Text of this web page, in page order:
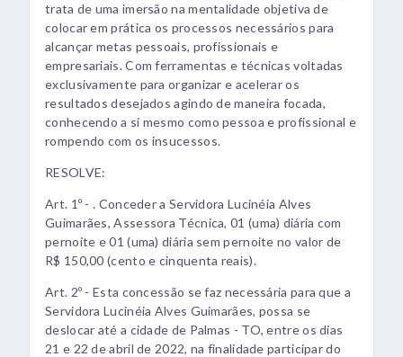
trata de uma imersão na mentalidade objetiva de
colocar em prática os processos necessários para
alcançar metas pessoais, profissionais e
empresariais. Com ferramentas e técnicas voltadas
exclusivamente para organizar e acelerar os
resultados desejados agindo de maneira focada,
conhecendo a si mesmo como pessoa e profissional e
rompendo com os insucessos.
RESOLVE:
Art. 1º - . Conceder a Servidora Lucinéia Alves
Guimarães, Assessora Técnica, 01 (uma) diária com
pernoite e 01 (uma) diária sem pernoite no valor de
R$ 150,00 (cento e cinquenta reais).
Art. 2º - Esta concessão se faz necessária para que a
Servidora Lucinéia Alves Guimarães, possa se
deslocar até a cidade de Palmas - TO, entre os dias
21 e 22 de abril de 2022, na finalidade participar do